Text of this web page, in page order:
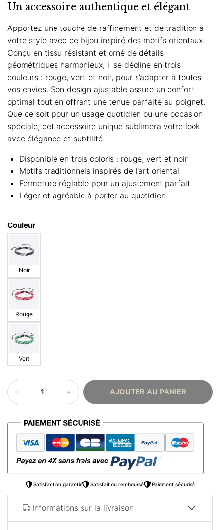
Un accessoire authentique et élégant
Apportez une touche de raffinement et de tradition à
votre style avec ce bijou inspiré des motifs orientaux.
Conçu en tissu résistant et orné de détails
géométriques harmonieux, il se décline en trois
couleurs : rouge, vert et noir, pour s’adapter à toutes
vos envies. Son design ajustable assure un confort
optimal tout en offrant une tenue parfaite au poignet.
Que ce soit pour un usage quotidien ou une occasion
spéciale, cet accessoire unique sublimera votre look
avec élégance et subtilité.
Disponible en trois coloris : rouge, vert et noir
Motifs traditionnels inspirés de l’art oriental
Fermeture réglable pour un ajustement parfait
Léger et agréable à porter au quotidien
Couleur
Noir
Rouge
Vert
quantité
de
motif
arabe
AJOUTER AU PANIER
Satisfaction garantie Satisfait ou remboursé Paiement sécurisé
Informations sur la livraison